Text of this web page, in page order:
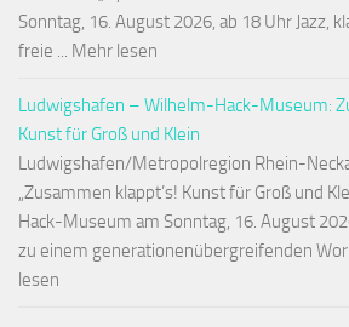
Sonntag, 16. August 2026, ab 18 Uhr Jazz,
freie ... Mehr lesen
Ludwigshafen – Wilhelm-Hack-Museum:
Kunst für Groß und Klein
Ludwigshafen/Metropolregion Rhein-
„Zusammen klappt’s! Kunst für Groß und
Hack-Museum am Sonntag, 16. August
zu einem generationenübergreifenden
lesen